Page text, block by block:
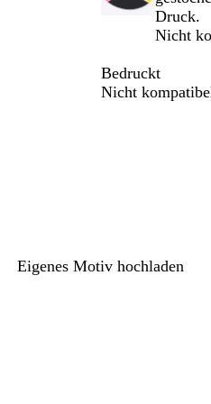
Druck.
Nicht
Bedruckt
Nicht
Eigenes Motiv hochladen